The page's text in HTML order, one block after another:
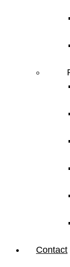
Contact